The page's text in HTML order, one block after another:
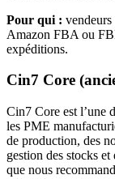
Pour qui :
Amazon FBA ou
expéditions.
Cin7 Core
Cin7 Core est l’une
les PME
de production, des
gestion des stocks et
que nous